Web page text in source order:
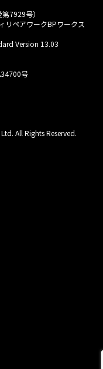
7929号）
リペアワークBPワークス
Version 13.03
号
All Rights Reserved.